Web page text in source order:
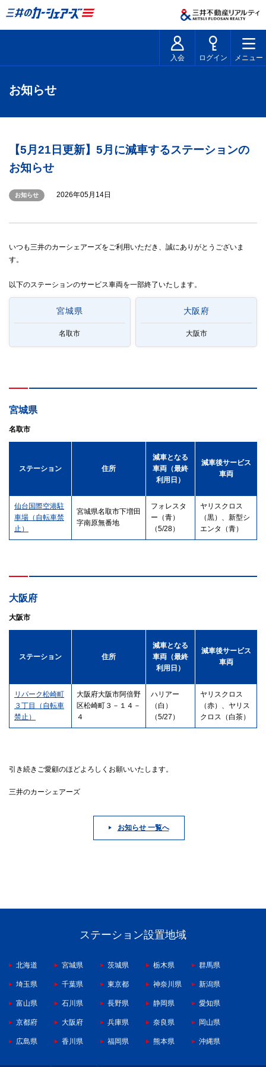
入会 ログイン メニュー
お知らせ
【5月21日更新】5月に減車するステーションの
お知らせ
お知らせ 2026年05月14日
いつも三井のカーシェアーズをご利用いただき、誠にありがとうございま
す。
以下のステーションのサービス車両を一部終了いたします。
宮城県
名取市
大阪府
大阪市
宮城県
名取市
ステーション 住所
減車となる
車両（最終
利用日）
減車後サービス
車両
仙台国際空港駐
車場（自転車禁
止）
宮城県名取市下増田
字南原無番地
フォレスタ
ー（青）
（5/28）
ヤリスクロス
（黒）、新型シ
エンタ（青）
大阪府
大阪市
ステーション 住所
減車となる
車両（最終
利用日）
減車後サービス
車両
リパーク松崎町
３丁目（自転車
禁止）
大阪府大阪市阿倍野
区松崎町３－１４－
４
ハリアー
（白）
（5/27）
ヤリスクロス
（赤）、ヤリス
クロス（白茶）
引き続きご愛顧のほどよろしくお願いいたします。
三井のカーシェアーズ
お知らせ 一覧へ
ステーション設置地域
北海道 宮城県 茨城県 栃木県 群馬県
埼玉県 千葉県 東京都 神奈川県 新潟県
富山県 石川県 長野県 静岡県 愛知県
京都府 大阪府 兵庫県 奈良県 岡山県
広島県 香川県 福岡県 熊本県 沖縄県